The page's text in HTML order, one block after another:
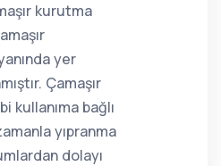
kurutma
yer
Çamaşır
kullanıma bağlı
yıpranma
dolayı